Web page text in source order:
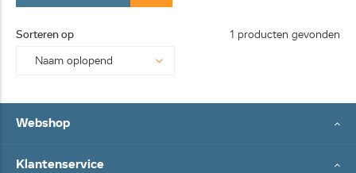
Sorteren op 1 producten gevonden
Webshop
Klantenservice